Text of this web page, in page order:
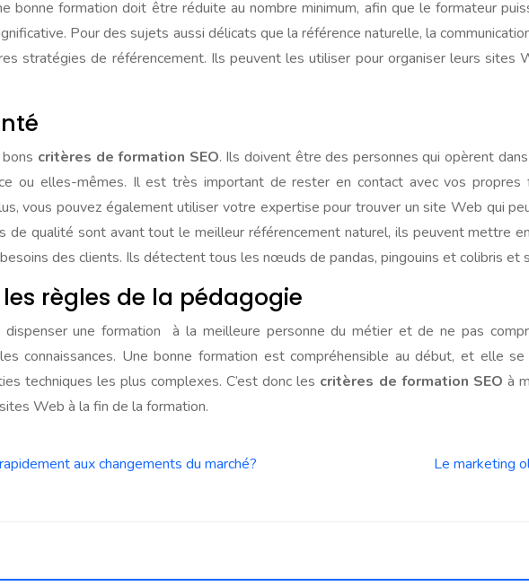
bonne formation doit être réduite au nombre minimum, afin que le formateur
Pour des sujets aussi délicats que la référence naturelle, la
stratégies de référencement. Ils peuvent les utiliser pour organiser leurs sites
critères de formation SEO. Ils doivent être des personnes qui opèrent
ou elles-mêmes. Il est très important de rester en contact avec vos propres
vous pouvez également utiliser votre expertise pour trouver un site Web qui
de qualité sont avant tout le meilleur référencement naturel, ils peuvent
des clients. Ils détectent tous les nœuds de pandas, pingouins et colibris et
règles de la pédagogie
une formation à la meilleure personne du métier et de ne pas
connaissances. Une bonne formation est compréhensible au début, et elle
techniques les plus complexes. C’est donc les critères de formation SEO à
Web à la fin de la formation.
aux changements du marché? Le marketing